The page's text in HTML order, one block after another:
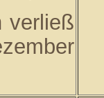
verließ